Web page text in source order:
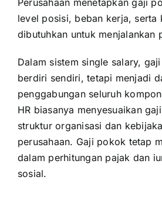
Perusahaan menetapkan gaji
level posisi, beban kerja, serta
dibutuhkan untuk menjalankan
Dalam sistem single salary,
berdiri sendiri, tetapi menjadi
penggabungan seluruh
HR biasanya menyesuaikan
struktur organisasi dan
perusahaan. Gaji pokok tetap
dalam perhitungan pajak dan
sosial.